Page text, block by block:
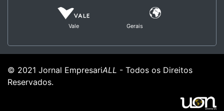
Vale Gerais
© 2021 Jornal EmpresariALL - Todos os Direitos
Reservados.